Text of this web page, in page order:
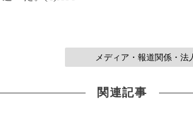
メディア・報道関係・
関連記事